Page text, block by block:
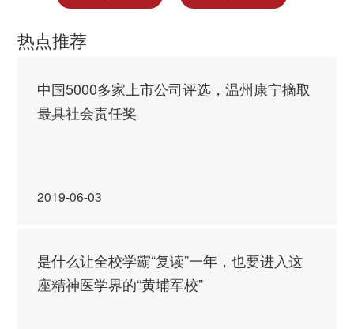
热点推荐
中国5000多家上市公司评选，温州康宁摘取
最具社会责任奖
2019-06-03
是什么让全校学霸“复读”一年，也要进入这
座精神医学界的“黄埔军校”